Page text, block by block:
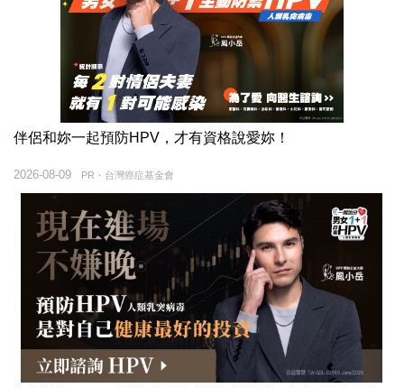
伴侶和妳一起預防HPV，才有資格說愛妳！
PR・台灣癌症基金會
2026-08-09